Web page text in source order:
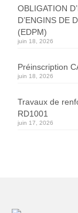
OBLIGATION
D’ENGINS DE
(EDPM)
juin 18, 2026
Préinscription
juin 18, 2026
Travaux de
RD1001
juin 17, 2026